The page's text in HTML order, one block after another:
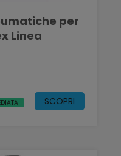
per
Linea
SCOPRI